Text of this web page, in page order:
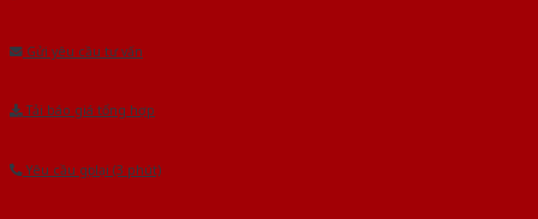
Gửi yêu cầu tư vấn
Tải báo giá tổng hợp
Yêu cầu gọi lại (3 phút)